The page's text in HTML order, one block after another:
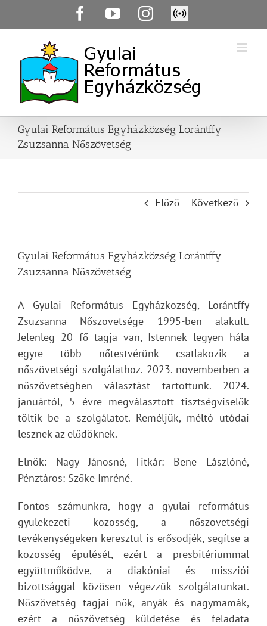
FacebookYouTubeInstagram
Élő
közvetítés
Gyulai Református Egyházközség Lorántffy
Zsuzsanna Nőszövetség
Előző Következő
Gyulai Református Egyházközség Lorántffy
Zsuzsanna Nőszövetség
A Gyulai Református Egyházközség, Lorántffy
Zsuzsanna Nőszövetsége 1995-ben alakult.
Jelenleg 20 fő tagja van, Istennek legyen hála
egyre több nőtestvérünk csatlakozik a
nőszövetségi szolgálathoz. 2023. novemberben a
nőszövetségben választást tartottunk. 2024.
januártól, 5 évre megválasztott tisztségviselők
töltik be a szolgálatot. Reméljük, méltó utódai
lesznek az elődöknek.
Elnök: Nagy Jánosné, Titkár: Bene Lászlóné,
Pénztáros: Szőke Imréné.
Fontos számunkra, hogy a gyulai református
gyülekezeti közösség, a nőszövetségi
tevékenységeken keresztül is erősödjék, segítse a
közösség épülését, ezért a presbitériummal
együttműködve, a diakóniai és missziói
bizottsággal közösen végezzük szolgálatunkat.
Nőszövetség tagjai nők, anyák és nagymamák,
ezért a nőszövetség küldetése és feladata